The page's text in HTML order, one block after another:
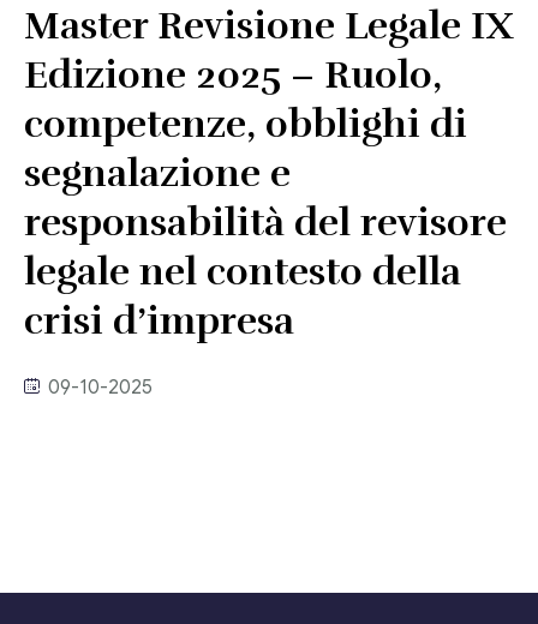
Contrattualistica Varia
Consulenza Societaria
Consulenza del Lavoro
Revisione legale
Fiscalità internazionale
Corsi FAD
Video/Tv
Università
Link utili
Press
Articoli di giornale
Pubblicazioni
Il Fisco
Contatti
Master Revisione Legale IX
Edizione 2025 – Ruolo,
competenze, obblighi di
segnalazione e
responsabilità del revisore
legale nel contesto della
crisi d’impresa
09-10-2025